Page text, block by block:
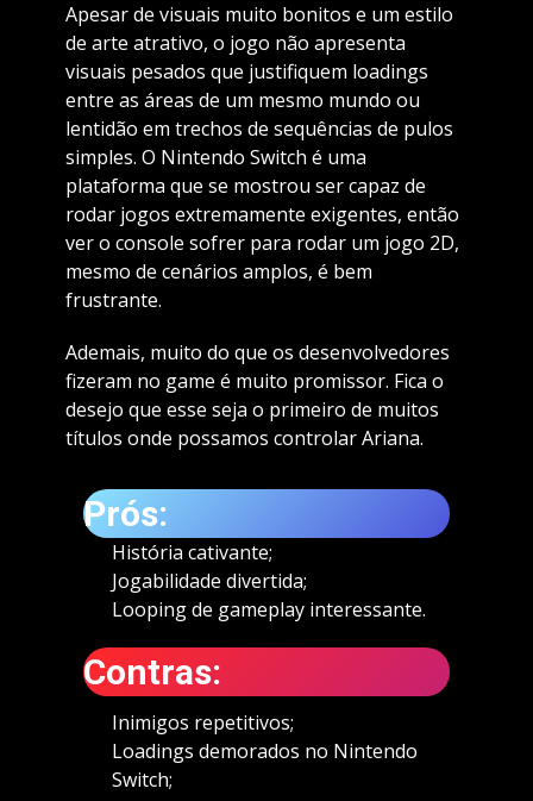
Apesar de visuais muito bonitos e um estilo
de arte atrativo, o jogo não apresenta
visuais pesados que justifiquem loadings
entre as áreas de um mesmo mundo ou
lentidão em trechos de sequências de pulos
simples. O Nintendo Switch é uma
plataforma que se mostrou ser capaz de
rodar jogos extremamente exigentes, então
ver o console sofrer para rodar um jogo 2D,
mesmo de cenários amplos, é bem
frustrante.
Ademais, muito do que os desenvolvedores
fizeram no game é muito promissor. Fica o
desejo que esse seja o primeiro de muitos
títulos onde possamos controlar Ariana.
Prós:
História cativante;
Jogabilidade divertida;
Looping de gameplay interessante.
Contras:
Inimigos repetitivos;
Loadings demorados no Nintendo
Switch;